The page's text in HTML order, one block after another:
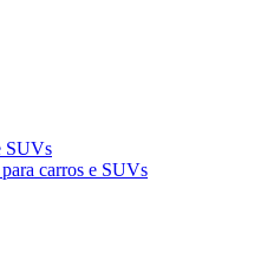
SUVs
carros e SUVs